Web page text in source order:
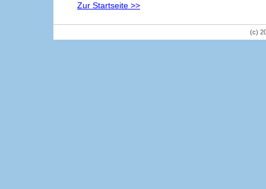
Zur Startseite >>
(c)